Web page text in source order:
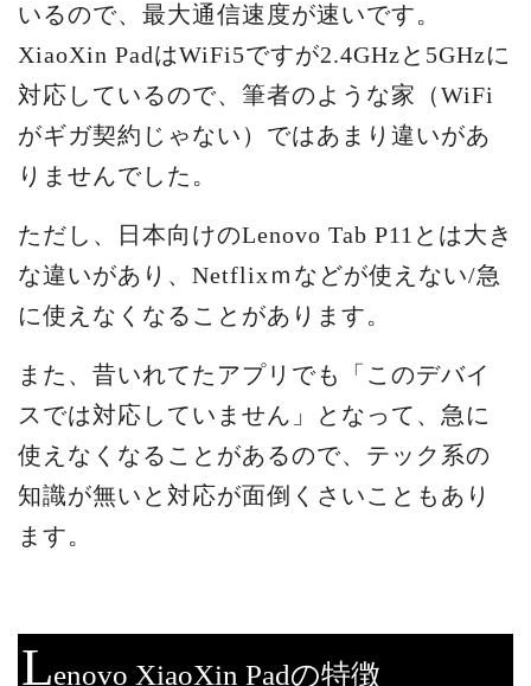
いるので、最大通信速度が速いです。
XiaoXin PadはWiFi5ですが2.4GHzと5GHzに
対応しているので、筆者のような家（WiFi
がギガ契約じゃない）ではあまり違いがあ
りませんでした。
ただし、日本向けのLenovo Tab P11とは大き
な違いがあり、Netflixｍなどが使えない/急
に使えなくなることがあります。
また、昔いれてたアプリでも「このデバイ
スでは対応していません」となって、急に
使えなくなることがあるので、テック系の
知識が無いと対応が面倒くさいこともあり
ます。
Lenovo XiaoXin Padの特徴